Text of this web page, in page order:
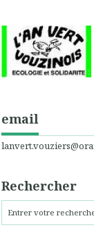
email
Rechercher